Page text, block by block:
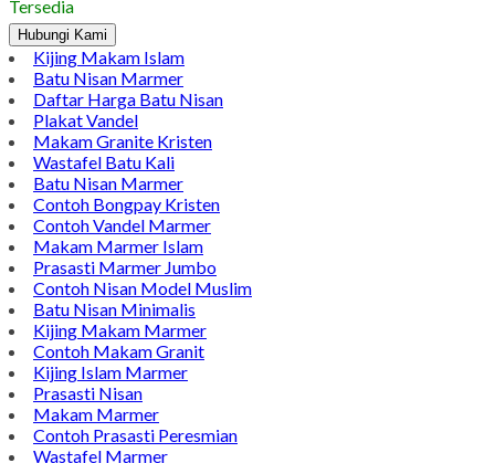
Tersedia
Hubungi Kami
Kijing Makam Islam
Batu Nisan Marmer
Daftar Harga Batu Nisan
Plakat Vandel
Makam Granite Kristen
Wastafel Batu Kali
Batu Nisan Marmer
Contoh Bongpay Kristen
Contoh Vandel Marmer
Makam Marmer Islam
Prasasti Marmer Jumbo
Contoh Nisan Model Muslim
Batu Nisan Minimalis
Kijing Makam Marmer
Contoh Makam Granit
Kijing Islam Marmer
Prasasti Nisan
Makam Marmer
Contoh Prasasti Peresmian
Wastafel Marmer